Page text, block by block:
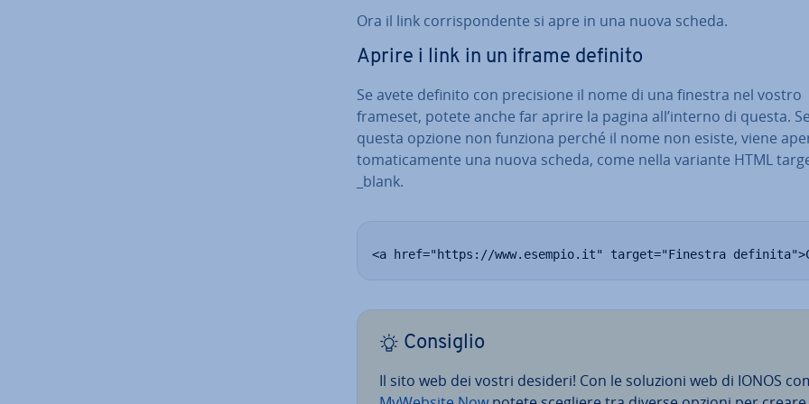
Ora il link cor­ri­spon­den­te si apre in una nuova scheda.
Aprire i link in un iframe definito
Se avete definito con pre­ci­sio­ne il nome di una finestra nel vostro
frameset, potete anche far aprire la pagina all’interno di questa. Se
questa opzione non funziona perché il nome non esiste, viene
to­ma­ti­ca­men­te una nuova scheda, come nella variante HTML
_blank.
<a href="https://www.esempio.it" target="Finestra
Consiglio
Il sito web dei vostri desideri! Con le soluzioni web di IONOS